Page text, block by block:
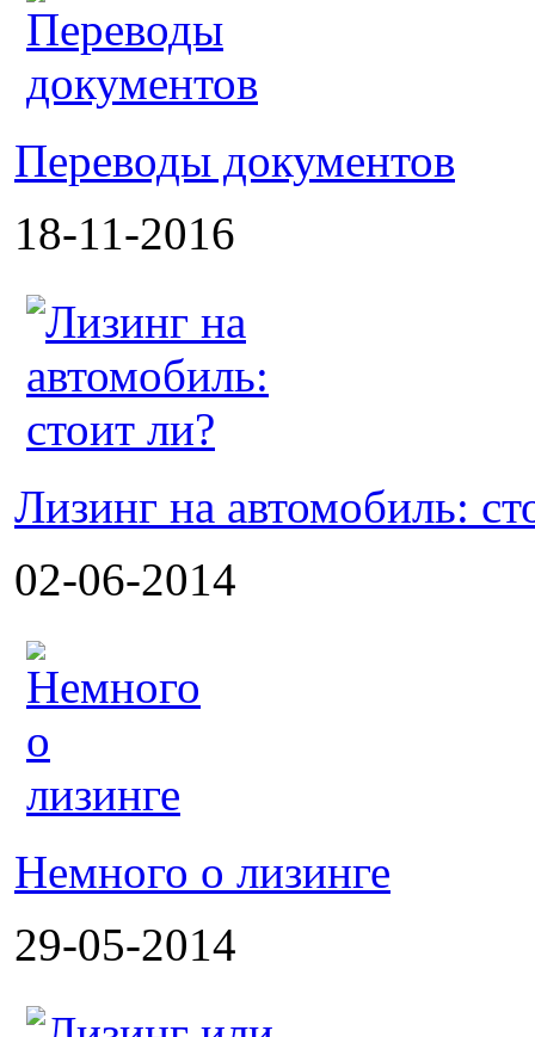
Переводы документов
18-11-2016
Лизинг на автомобиль:
02-06-2014
Немного о лизинге
29-05-2014